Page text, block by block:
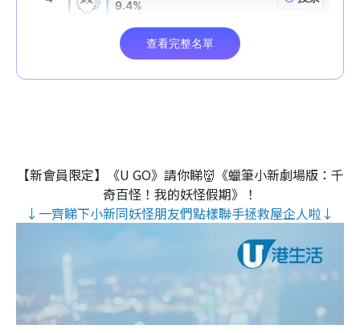
【新會員限定】《U GO》請你睇👹《蠟筆小新劇場版：千
奇百怪！我的妖怪假期》！
↓一齊睇下小新同妖怪朋友們點樣聯手拯救屋企人啦↓